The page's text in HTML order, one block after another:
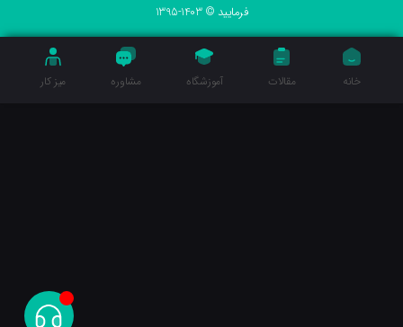
فرمایید © 1403-1395
مقالات آموزشگاه مشاوره